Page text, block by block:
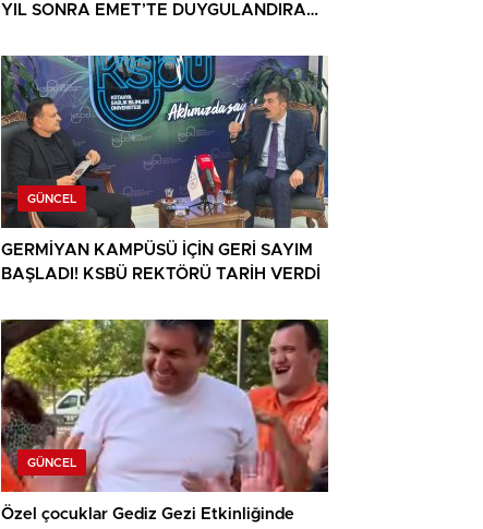
YIL SONRA EMET’TE DUYGULANDIRAN
GÜNCEL
GERMİYAN KAMPÜSÜ İÇİN GERİ SAYIM
BAŞLADI! KSBÜ REKTÖRÜ TARİH VERDİ
GÜNCEL
Özel çocuklar Gediz Gezi Etkinliğinde